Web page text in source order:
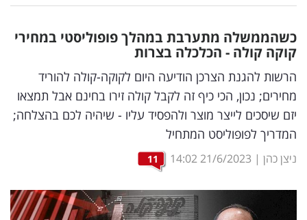
דיגיטל
וטק
שיווק
ופרסום
משפט
מדדים
ומחקרים
כשהממשלה מתערבת במהלך פופוליסטי במחירי
קוקה קולה - הכלכלה בצרות
הרשות להגנת הצרכן הודיעה היום לקוקה-קולה להוריד
מחירים; נכון, הכי כיף זה לקבל קולה זירו בחינם אבל תמצאו
יזם שיסכים לייצר מוצר ולהפסיד עליו - שיהיה לכם בהצלחה;
המדריך לפופוליסט המתחיל
ניצן כהן |
21/6/2023
14:02
11